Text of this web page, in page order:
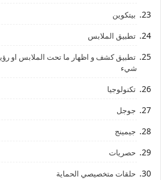
بيتكوين
تطبيق الملابس
تطبيق كشف و اظهار ما تحت الملابس او
شيء
تكنولوجيا
جوجل
جيمينج
حصريات
حلقات متخصيصي الحماية